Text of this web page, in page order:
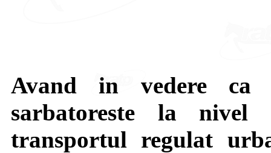
Avand in vedere ca
sarbatoreste la
transportul regulat